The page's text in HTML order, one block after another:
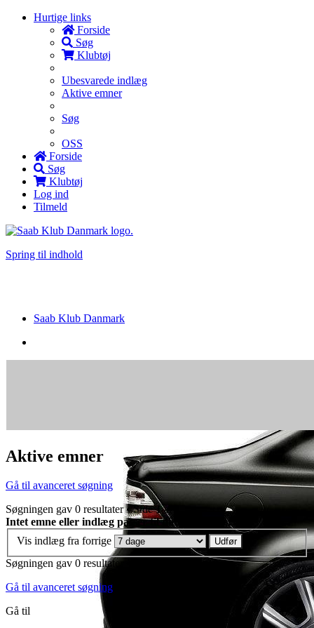
Hurtige links
Forside
Søg
Klubtøj
Ubesvarede indlæg
Aktive emner
Søg
OSS
Forside
Søg
Klubtøj
Log ind
Tilmeld
Spring til indhold
Saab Klub Danmark
Aktive emner
Gå til avanceret søgning
Søgningen gav 0 resultater • Side1af
Intet emne eller indlæg passer til dine søgekriterier.
Vis indlæg fra forrige
Søgningen gav 0 resultater • Side
Gå til avanceret søgning
Gå til